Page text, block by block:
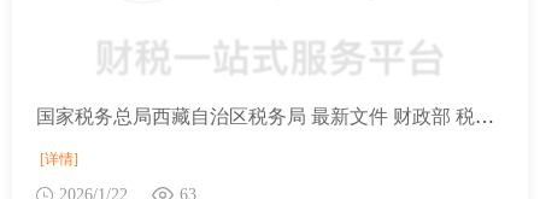
国家税务总局西藏自治区税务局 最新文件 财政部 税务总局 国家发展改革委 民政部 商务部 国家卫生健康委关于延续实施养老、托育、家政等社区家庭服务业税费优惠政策的公告
[详情]
2026/1/22 63